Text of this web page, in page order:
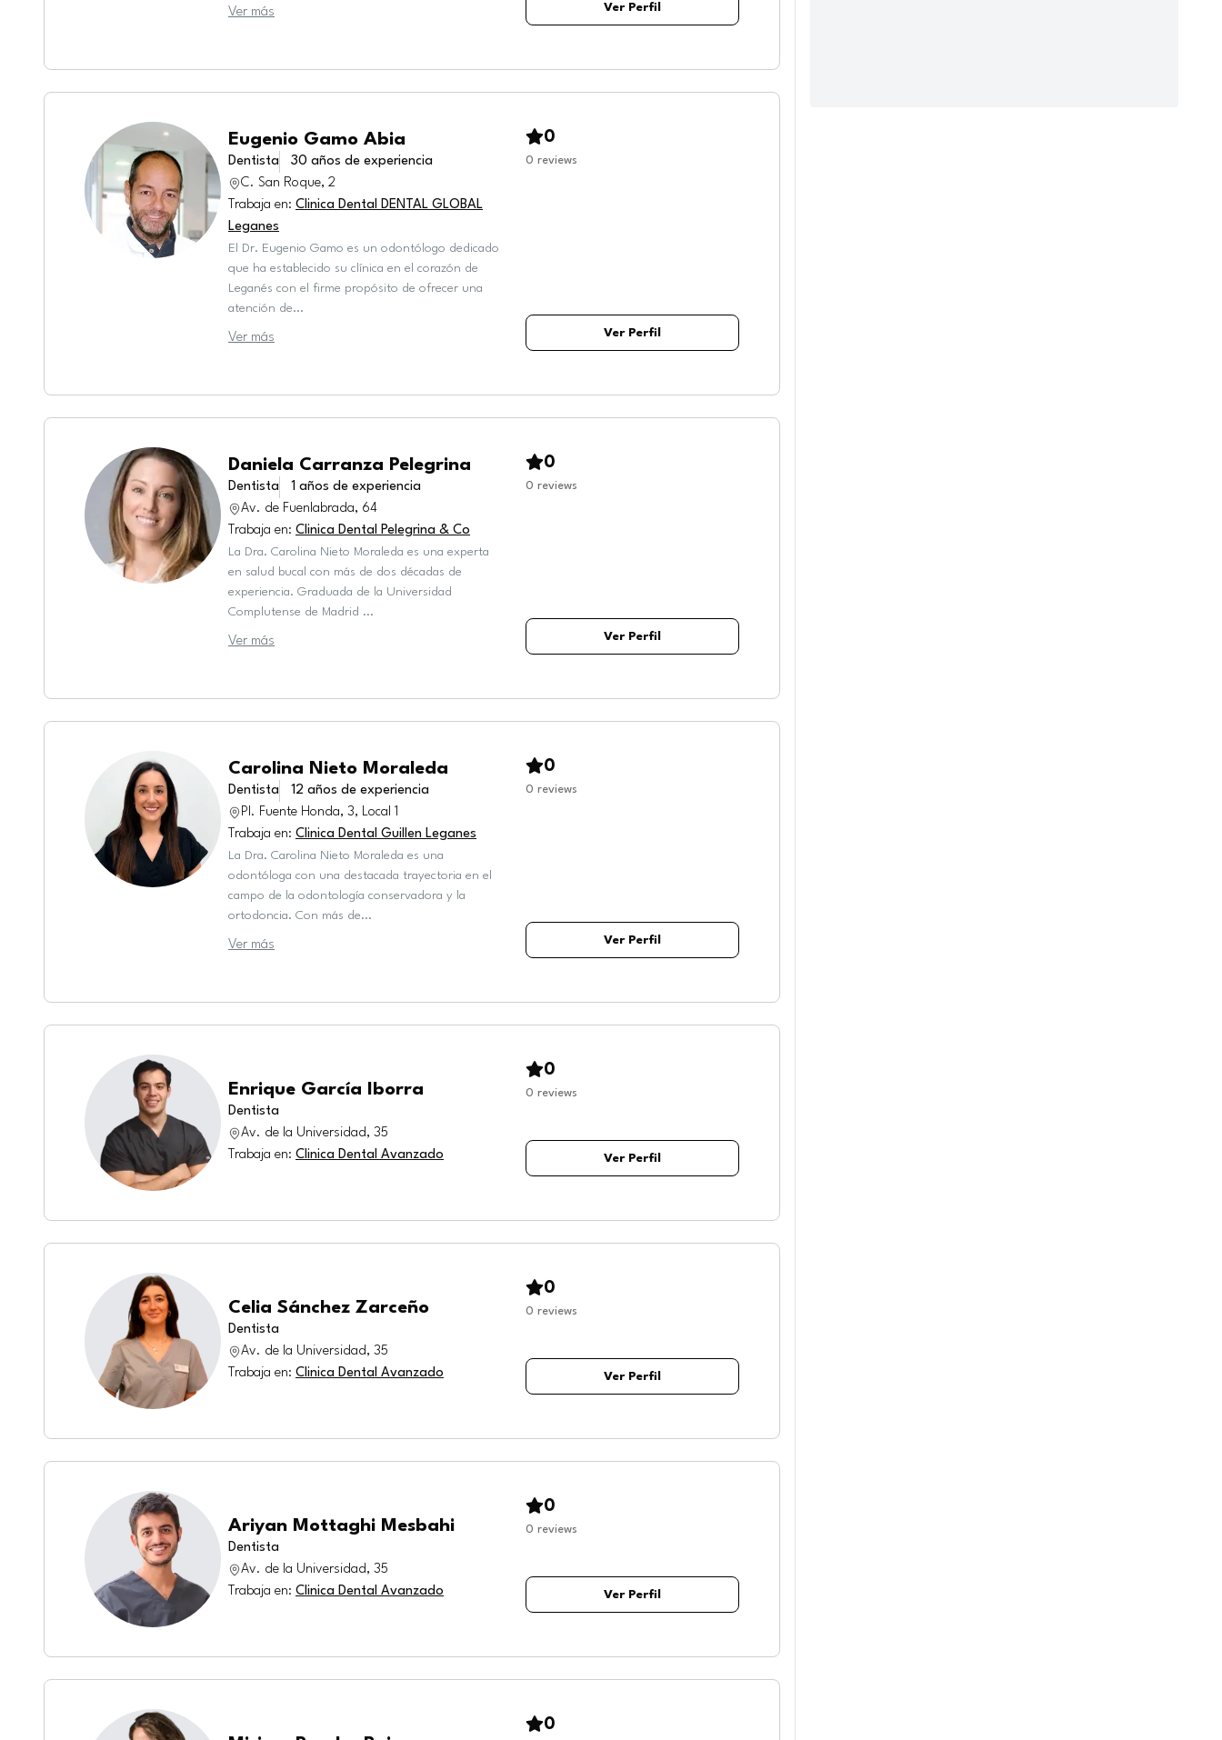
Ver más Ver Perfil
Eugenio Gamo Abia
Dentista 30 años de experiencia
C. San Roque, 2
Trabaja en: Clinica Dental DENTAL GLOBAL
Leganes
El Dr. Eugenio Gamo es un odontólogo dedicado
que ha establecido su clínica en el corazón de
Leganés con el firme propósito de ofrecer una
atención de...
Ver más
0
0 reviews
Ver Perfil
Daniela Carranza Pelegrina
Dentista 1 años de experiencia
Av. de Fuenlabrada, 64
Trabaja en: Clinica Dental Pelegrina & Co
La Dra. Carolina Nieto Moraleda es una experta
en salud bucal con más de dos décadas de
experiencia. Graduada de la Universidad
Complutense de Madrid ...
Ver más
0
0 reviews
Ver Perfil
Carolina Nieto Moraleda
Dentista 12 años de experiencia
Pl. Fuente Honda, 3, Local 1
Trabaja en: Clinica Dental Guillen Leganes
La Dra. Carolina Nieto Moraleda es una
odontóloga con una destacada trayectoria en el
campo de la odontología conservadora y la
ortodoncia. Con más de...
Ver más
0
0 reviews
Ver Perfil
Enrique García Iborra
Dentista
Av. de la Universidad, 35
Trabaja en: Clinica Dental Avanzado
0
0 reviews
Ver Perfil
Celia Sánchez Zarceño
Dentista
Av. de la Universidad, 35
Trabaja en: Clinica Dental Avanzado
0
0 reviews
Ver Perfil
Ariyan Mottaghi Mesbahi
Dentista
Av. de la Universidad, 35
Trabaja en: Clinica Dental Avanzado
0
0 reviews
Ver Perfil
0